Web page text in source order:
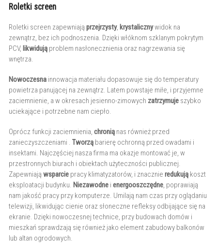
Roletki screen
Roletki screen zapewniają przejrzysty, krystalicznywidok na
zewnątrz, bez ich podnoszenia. Dzięki włóknom szklanym pokrytym
PCV, likwidująproblem nasłonecznienia oraz nagrzewania się
wnętrza.
Nowoczesnainnowacja materiału dopasowuje się do temperatury
powietrza panującej na zewnątrz. Latem powstaje miłe, i przyjemne
zaciemnienie, a w okresach jesienno-zimowych zatrzymujeszybko
uciekające i potrzebne nam ciepło.
Oprócz funkcji zaciemnienia, chroniąnas również przed
zanieczyszczeniami . Tworząbarierę ochronną przed owadami i
insektami. Najczęściej nasza firma ma okazje montować je, w
przestronnych biurach i obiektach użyteczności publicznej.
Zapewniają wsparciepracy klimatyzatorów, i znacznie redukująkoszt
eksploatacji budynku. Niezawodnei energooszczędne, poprawiają
nam jakość pracy przy komputerze. Umilają nam czas przy oglądaniu
telewizji, likwidując cienie oraz słoneczne refleksy odbijające się na
ekranie. Dzięki nowoczesnej technice, przy budowach domów i
mieszkań sprawdzają się również jako element zabudowy balkonów
lub altan ogrodowych.